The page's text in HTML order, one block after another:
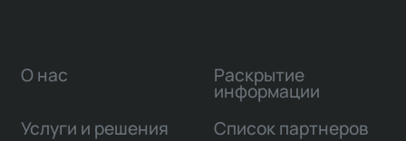
О нас
Услуги и решения
Раскрытие
информации
Список партнеров